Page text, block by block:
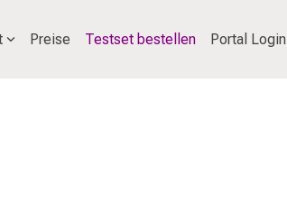
Preise Testset bestellen Portal Login